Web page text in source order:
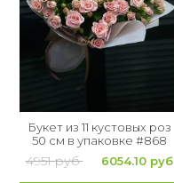
Букет из 11 кустовых роз
50 см в упаковке #868
4951 руб 6054.10 руб